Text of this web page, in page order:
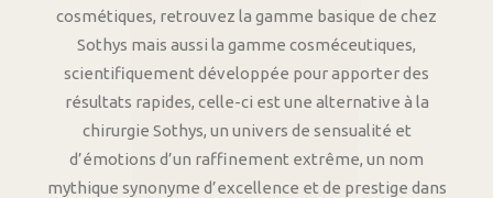
cosmétiques, retrouvez la gamme basique de chez
Sothys mais aussi la gamme cosméceutiques,
scientifiquement développée pour apporter des
résultats rapides, celle-ci est une alternative à la
chirurgie Sothys, un univers de sensualité et
d’émotions d’un raffinement extrême, un nom
mythique synonyme d’excellence et de prestige dans